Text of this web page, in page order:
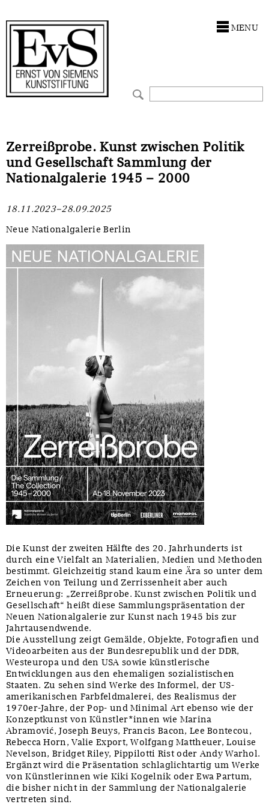
MENU
Zerreißprobe. Kunst zwischen Politik
und Gesellschaft Sammlung der
Nationalgalerie 1945 – 2000
18.11.2023–28.09.2025
Neue Nationalgalerie Berlin
Die Kunst der zweiten Hälfte des 20. Jahrhunderts ist
durch eine Vielfalt an Materialien, Medien und Methoden
bestimmt. Gleichzeitig stand kaum eine Ära so unter dem
Zeichen von Teilung und Zerrissenheit aber auch
Erneuerung: „Zerreißprobe. Kunst zwischen Politik und
Gesellschaft“ heißt diese Sammlungspräsentation der
Neuen Nationalgalerie zur Kunst nach 1945 bis zur
Jahrtausendwende.
Die Ausstellung zeigt Gemälde, Objekte, Fotografien und
Videoarbeiten aus der Bundesrepublik und der DDR,
Westeuropa und den USA sowie künstlerische
Entwicklungen aus den ehemaligen sozialistischen
Staaten. Zu sehen sind Werke des Informel, der US-
amerikanischen Farbfeldmalerei, des Realismus der
1970er-Jahre, der Pop- und Minimal Art ebenso wie der
Konzeptkunst von Künstler*innen wie Marina
Abramović, Joseph Beuys, Francis Bacon, Lee Bontecou,
Rebecca Horn, Valie Export, Wolfgang Mattheuer, Louise
Nevelson, Bridget Riley, Pippilotti Rist oder Andy Warhol.
Ergänzt wird die Präsentation schlaglichtartig um Werke
von Künstlerinnen wie Kiki Kogelnik oder Ewa Partum,
die bisher nicht in der Sammlung der Nationalgalerie
vertreten sind.
Förderphilosophie
Gremien
Presse und Neuigkeiten
Ankauf
Restaurierungen
Werkverzeichnisse
Zwischenfinanzierung